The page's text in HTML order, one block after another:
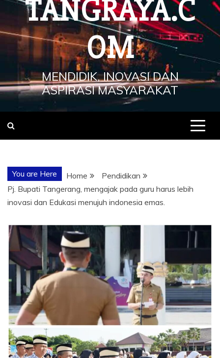
TANGRAYA.C
OM
MENDIDIK, INOVASI DAN
ASPIRASI MASYARAKAT
You are Here Home
Pendidikan
Pj. Bupati Tangerang, mengajak pada guru harus lebih
inovasi dan Edukasi menujuh indonesia emas.